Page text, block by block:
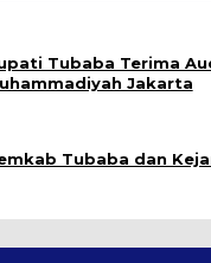
Tubaba Terima
Jakarta
Tubaba dan